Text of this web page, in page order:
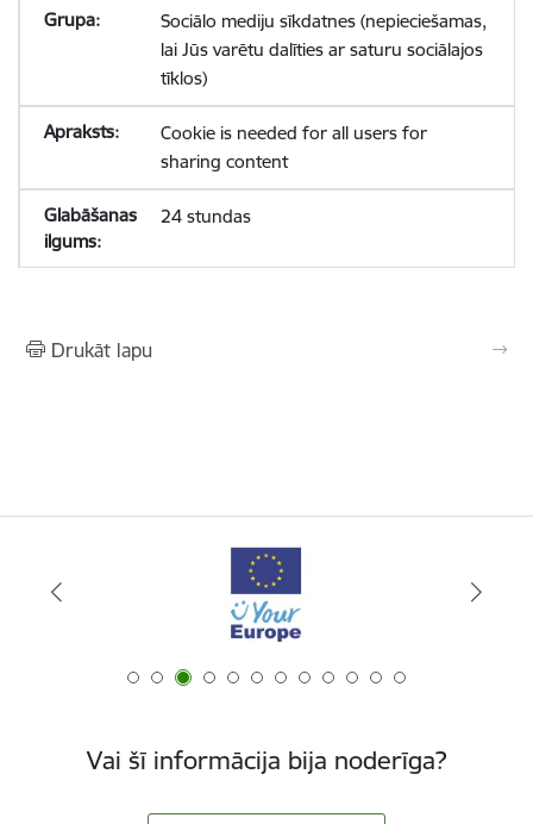
Sociālo mediju sīkdatnes (nepieciešamas,
lai Jūs varētu dalīties ar saturu sociālajos
tīklos)
Cookie is needed for all users for
sharing content
24 stundas
Drukāt lapu
Vai šī informācija bija noderīga?